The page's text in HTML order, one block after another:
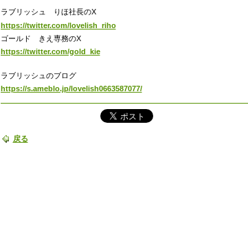
ラブリッシュ りほ社長のX
https://twitter.com/lovelish_riho
ゴールド きえ専務のX
https://twitter.com/gold_kie
ラブリッシュのブログ
https://s.ameblo.jp/lovelish0663587077/
戻る